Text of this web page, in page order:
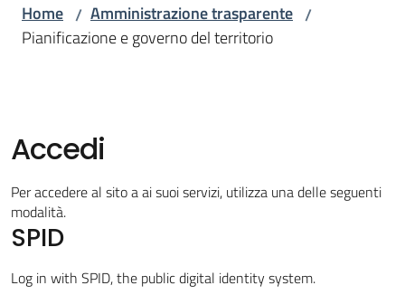
Amministrazione
Servizi
Vivere
Pieve
Cento
Home / Amministrazione trasparente /
Pianificazione e governo del territorio
Accedi
Per accedere al sito a ai suoi servizi, utilizza una delle seguenti
modalità.
SPID
Log in with SPID, the public digital identity system.